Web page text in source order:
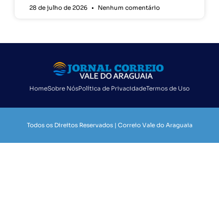
28 de julho de 2026 Nenhum comentário
HomeSobre NósPolítica de PrivacidadeTermos de Uso
Todos os Direitos Reservados | Correio Vale do Araguaia